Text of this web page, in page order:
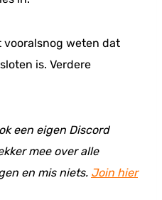
vooralsnog weten dat
is. Verdere
een eigen Discord
mee over alle
en mis niets. Join hier